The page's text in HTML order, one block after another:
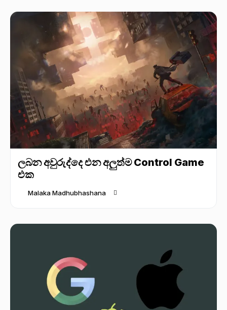
ලබන අවුරුද්දෙ එන අලුත්ම Control Game
එක
Malaka Madhubhashana